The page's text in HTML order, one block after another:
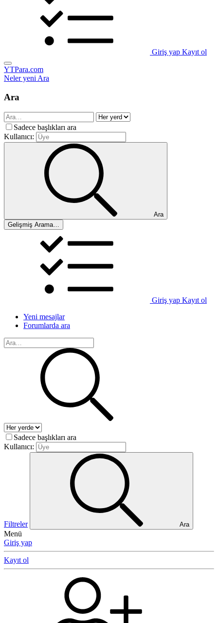
Giriş yap Kayıt ol
YTPara.com
Neler yeniAra
Ara
Sadece başlıkları ara
Kullanıcı:
Ara
Gelişmiş Arama…
Giriş yap Kayıt ol
Yeni mesajlar
Forumlarda ara
Sadece başlıkları ara
Kullanıcı:
Filtreler Ara
Menü
Giriş yap
Kayıt ol